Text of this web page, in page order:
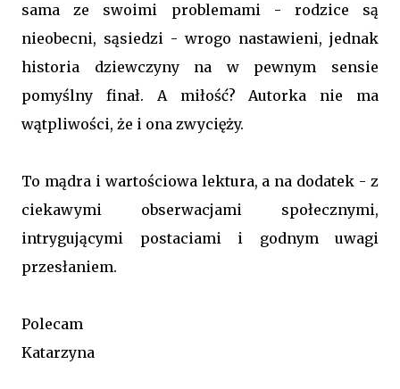
sama ze swoimi problemami - rodzice są
nieobecni, sąsiedzi - wrogo nastawieni, jednak
historia dziewczyny na w pewnym sensie
pomyślny finał. A miłość? Autorka nie ma
wątpliwości, że i ona zwycięży.
To mądra i wartościowa lektura, a na dodatek - z
ciekawymi obserwacjami społecznymi,
intrygującymi postaciami i godnym uwagi
przesłaniem.
Polecam
Katarzyna